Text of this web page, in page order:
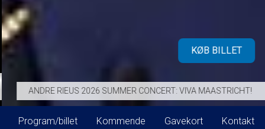
ANDRE RIEUS 2026 SUMMER CONCERT: VIVA MAASTRICHT!
KØB BILLET
Program/billet Kommende Gavekort Kontakt